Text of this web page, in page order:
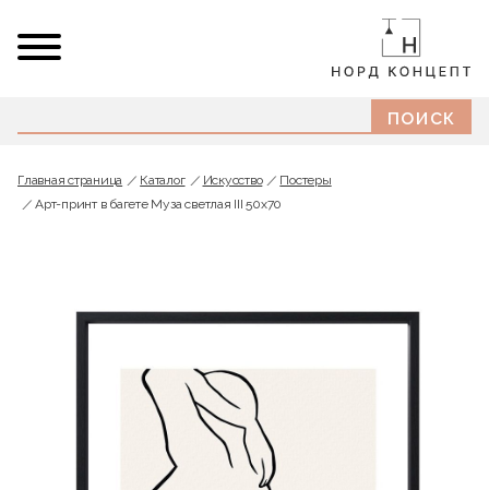
Главная страница Каталог Искусство
Постеры
Арт-принт в багете Муза светлая III 50х70